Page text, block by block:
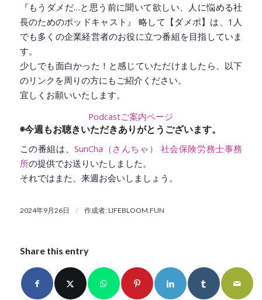
『もうダメだ…と思う前に聞いて欲しい、人に悩める社
長のためのポッドキャスト』 略して【ダメポ】は、1人
でも多くの企業経営者のお役に立つ番組を目指していま
す。
少しでも面白かった！と感じていただけましたら、以下
のリンクを周りの方にもご紹介ください。
宜しくお願いいたします。
Podcastご案内ページ
◉今週もお聴きいただきありがとうございます。
この番組は、SunCha（さんちゃ） 社会保険労務士事務
所の提供でお送りいたしました。
それではまた、来週お会いしましょう。
2024年9月26日 / 作成者:LIFEBLOOM.FUN
Share this entry